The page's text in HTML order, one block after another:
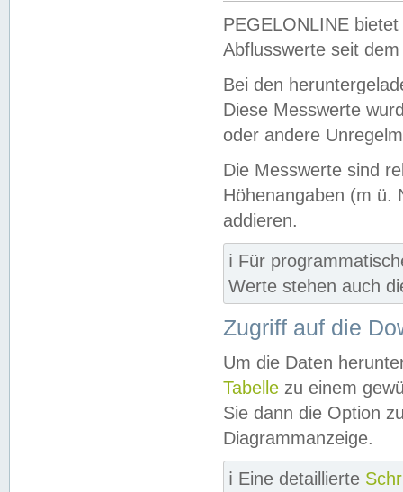
PEGELONLINE
Abflusswerte seit
Bei den
Diese Messwerte
oder andere
Die Messwerte sind
Höhenangaben (m ü.
addieren.
ℹ️ Für
Werte stehen auch
Zugriff auf die
Um die Daten
Tabelle zu einem
Sie dann die Option
Diagrammanzeige.
ℹ️ Eine detaillierte